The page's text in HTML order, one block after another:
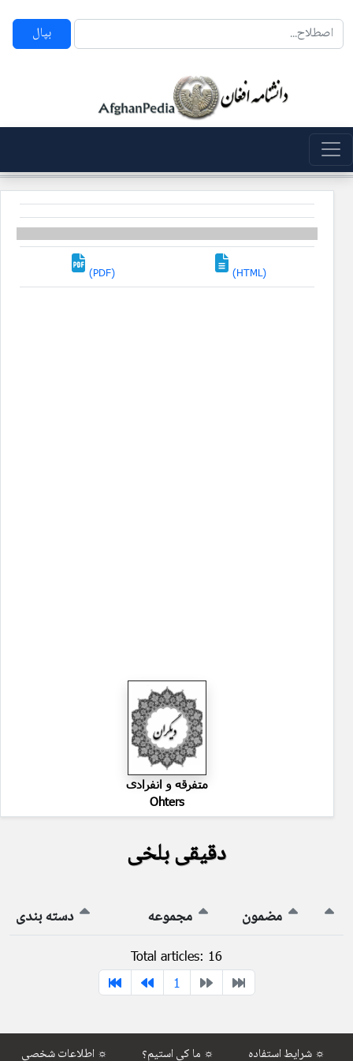
بپال
(PDF) (HTML)
متفرقه و انفرادی
Ohters
دقیقی بلخی
مضمون مجموعه دسته بندی
Total articles: 16
1
اطلاعات شخصی ☼ ما کی استیم؟ ☼ شرایط استفاده ☼